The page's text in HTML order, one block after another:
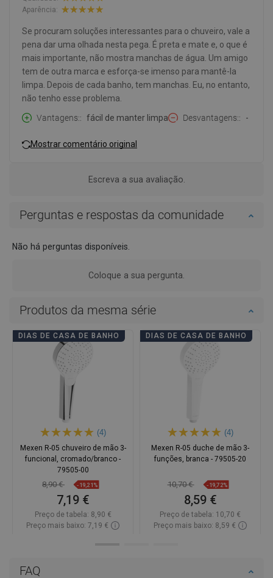
FAQ
Aparência:
Se procuram soluções interessantes para o chuveiro, vale a
pena dar uma olhada nesta pega. É preta e mate e, o que é
mais importante, não mostra manchas de água. Um amigo
tem de outra marca e esforça-se imenso para mantê-la
limpa. Depois de cada banho, tem manchas. Eu, no entanto,
não tenho esse problema.
Vantagens:
fácil de manter limpa Desvantagens: -
Mostrar comentário original
Escreva a sua avaliação.
Perguntas e respostas da comunidade
Não há perguntas disponíveis.
Coloque a sua pergunta.
Produtos da mesma série
DIAS DE CASA DE BANHO
(4)
Mexen R-05 chuveiro de mão 3-
funcional, cromado/branco -
79505-00
8,90 € -19,21%
7,19 €
Preço de tabela: 8,90 €
Preço mais baixo: 7,19 €
DIAS DE CASA DE BANHO
(4)
Mexen R-05 duche de mão 3-
funções, branca - 79505-20
10,70 € -19,72%
8,59 €
Preço de tabela: 10,70 €
Preço mais baixo: 8,59 €